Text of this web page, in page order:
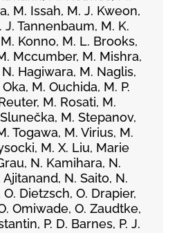
M. Issah, M. J. Kweon,
J. Tannenbaum, M. K.
Konno, M. L. Brooks,
Mccumber, M. Mishra,
Hagiwara, M. Naglis,
M. Ouchida, M. P.
M. Rosati, M.
M. Stepanov,
Togawa, M. Virius, M.
M. X. Liu, Marie
N. Kamihara, N.
N. Saito, N.
Dietzsch, O. Drapier,
Omiwade, O. Zaudtke,
P. D. Barnes, P. J.